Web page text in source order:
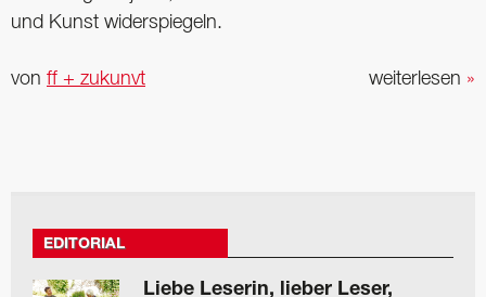
und Kunst ­widerspiegeln.
weiterlesen »
von ff + zukunvt
EDITORIAL
Liebe Leserin, lieber Leser,